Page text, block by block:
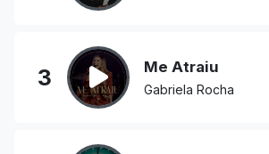
3 Me Atraiu
Gabriela Rocha